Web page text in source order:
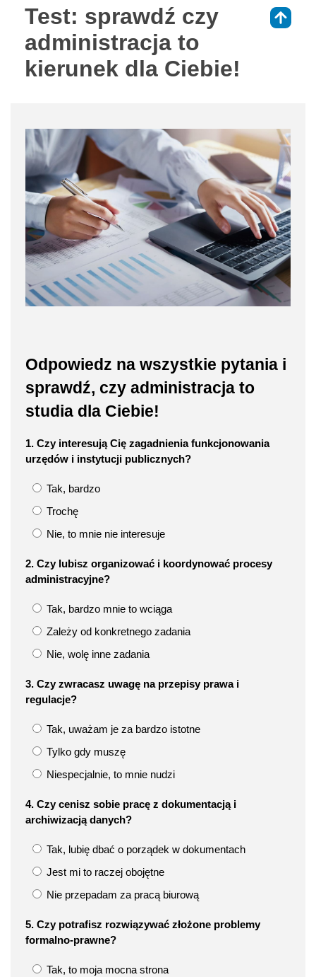
Test: sprawdź czy
administracja to
kierunek dla Ciebie!
Odpowiedz na wszystkie pytania i
sprawdź, czy administracja to
studia dla Ciebie!
1. Czy interesują Cię zagadnienia funkcjonowania
urzędów i instytucji publicznych?
Tak, bardzo
Trochę
Nie, to mnie nie interesuje
2. Czy lubisz organizować i koordynować procesy
administracyjne?
Tak, bardzo mnie to wciąga
Zależy od konkretnego zadania
Nie, wolę inne zadania
3. Czy zwracasz uwagę na przepisy prawa i
regulacje?
Tak, uważam je za bardzo istotne
Tylko gdy muszę
Niespecjalnie, to mnie nudzi
4. Czy cenisz sobie pracę z dokumentacją i
archiwizacją danych?
Tak, lubię dbać o porządek w dokumentach
Jest mi to raczej obojętne
Nie przepadam za pracą biurową
5. Czy potrafisz rozwiązywać złożone problemy
formalno-prawne?
Tak, to moja mocna strona